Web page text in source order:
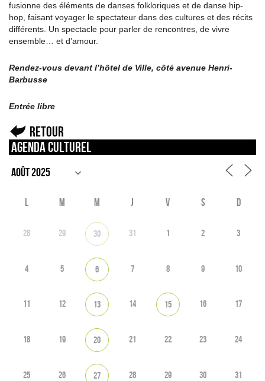
fusionne des éléments de danses folkloriques et de danse hip-
hop, faisant voyager le spectateur dans des cultures et des récits
différents. Un spectacle pour parler de rencontres, de vivre
ensemble… et d’amour.
Rendez-vous devant l’hôtel de Ville, côté avenue Henri-
Barbusse
Entrée libre
Retour
Agenda culturel
L M M J V S D
28 29 30 31 1 2 3
4 5 6 7 8 9 10
11 12 13 14 15 16 17
18 19 20 21 22 23 24
25 26 27 28 29 30 31